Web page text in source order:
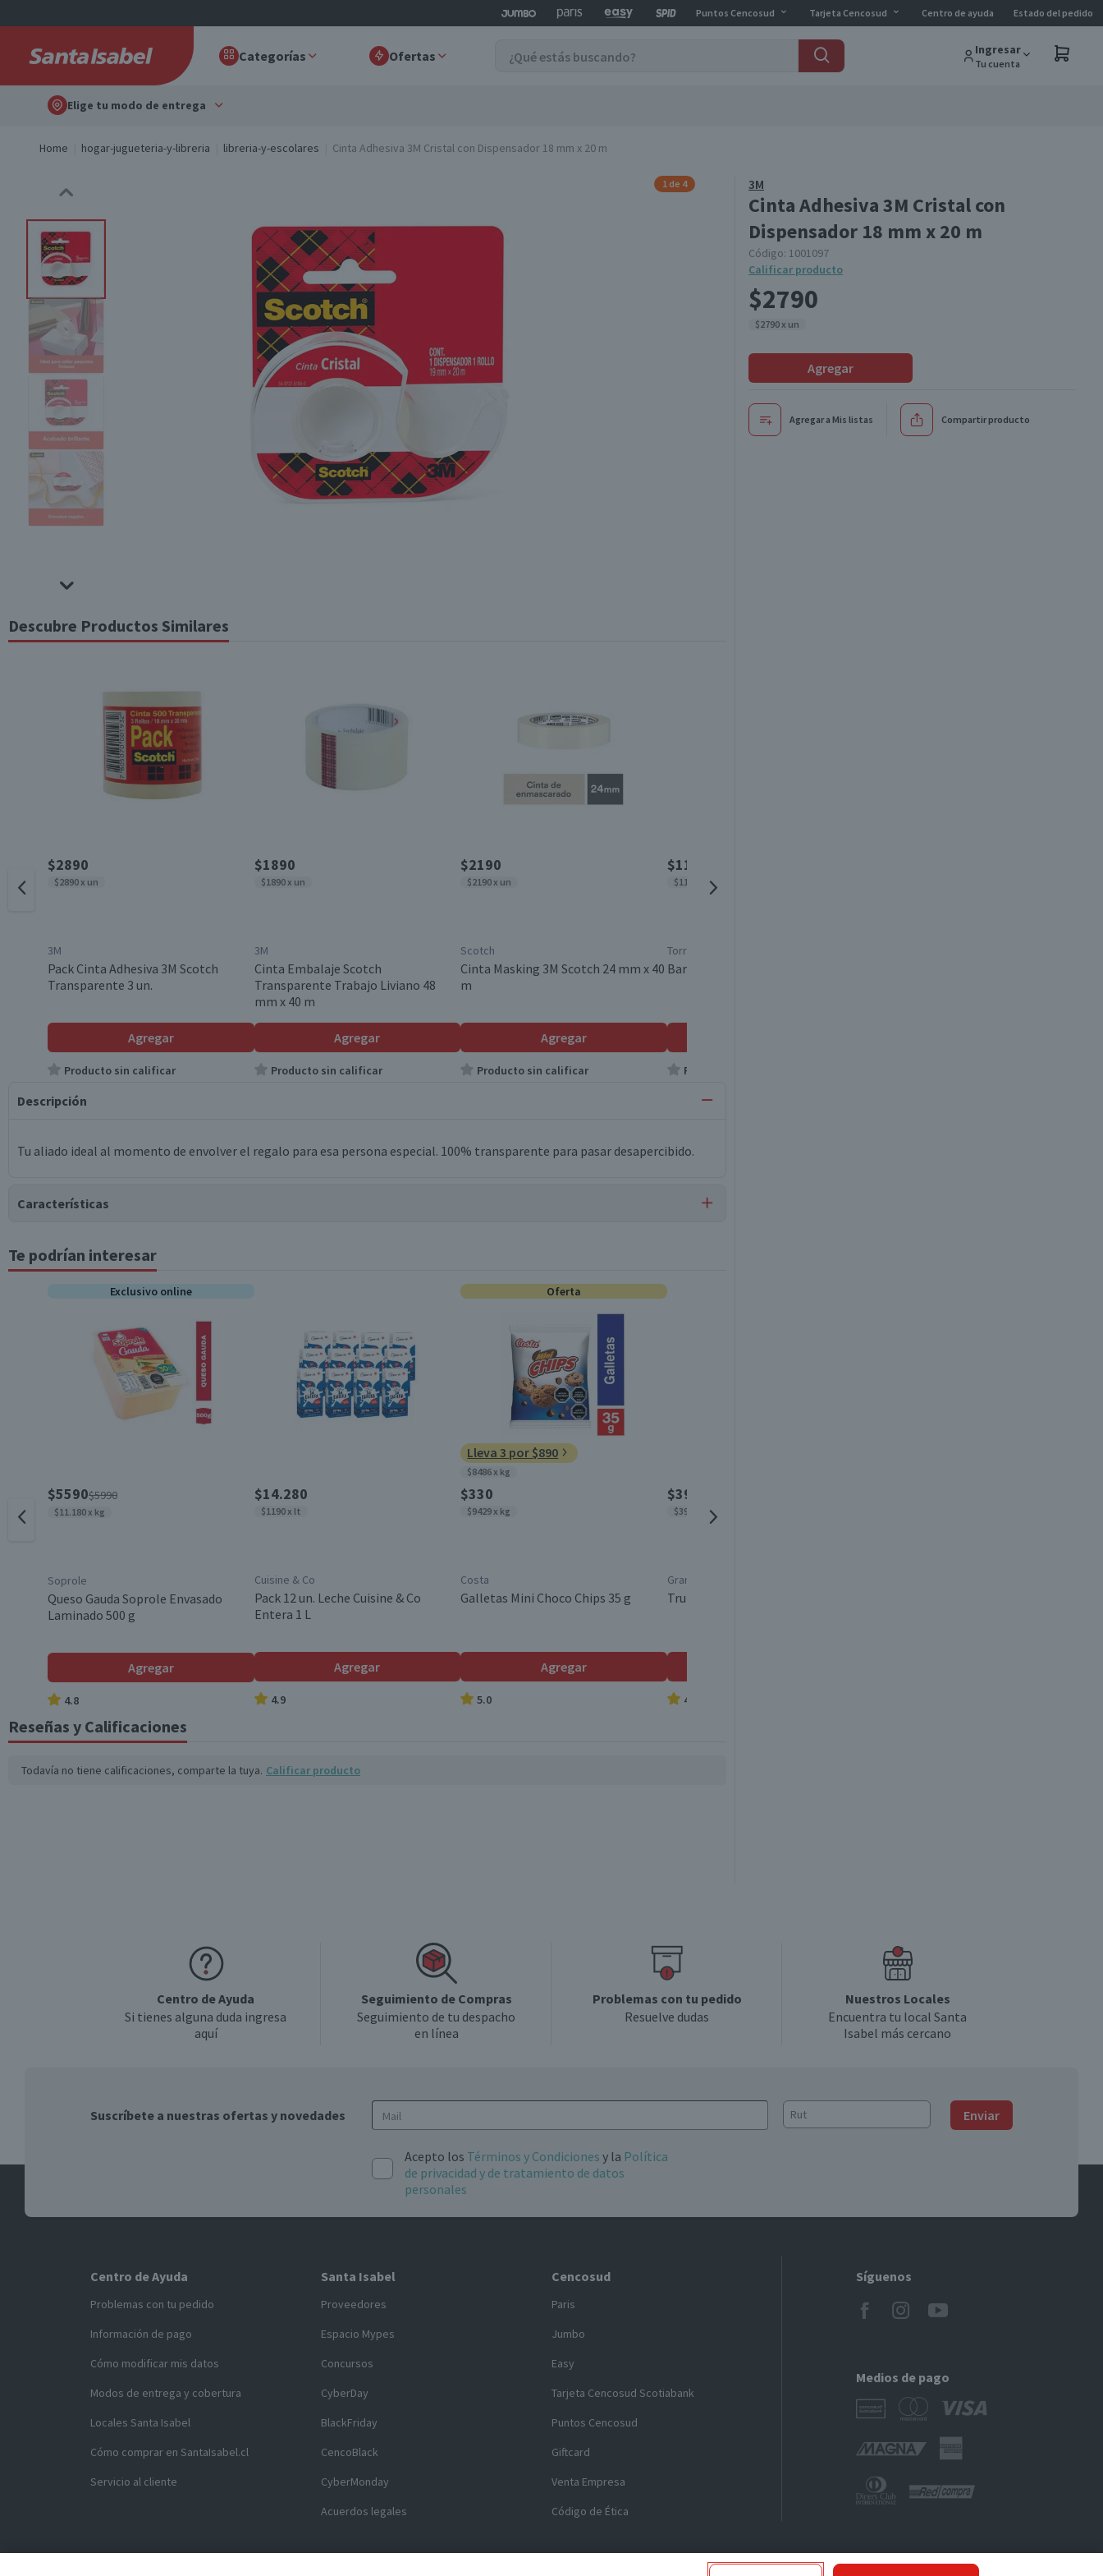
Puntos Cencosud Tarjeta Cencosud Centro de ayuda Estado del pedido
Categorías Ofertas Ingresar
Tu cuenta
Elige tu modo de entrega
Home hogar-jugueteria-y-libreria libreria-y-escolares Cinta Adhesiva 3M Cristal con Dispensador 18 mm x 20 m
3M
Cinta Adhesiva 3M Cristal con
Dispensador 18 mm x 20 m
Código: 1001097
Calificar producto
$2790
$2790 x un
Agregar
Agregar a Mis listas Compartir producto
1 de 4
Descubre Productos Similares
$2890
$2890 x un
3M
Pack Cinta Adhesiva 3M Scotch
Transparente 3 un.
Agregar
Producto sin calificar
$1890
$1890 x un
3M
Cinta Embalaje Scotch
Transparente Trabajo Liviano 48
mm x 40 m
Agregar
Producto sin calificar
$2190
$2190 x un
Scotch
Cinta Masking 3M Scotch 24 mm x 40
m
Agregar
Producto sin calificar
$1190
$1190 x un
Torre
Barra Adhesiva 36 g
Producto sin calificar
Descripción
Tu aliado ideal al momento de envolver el regalo para esa persona especial. 100% transparente para pasar desapercibido.
Características
Tipo de Producto
Te podrían interesar
Exclusivo online
$5590$5990
$11.180 x kg
Soprole
Queso Gauda Soprole Envasado
Laminado 500 g
Agregar
4.8
$14.280
$1190 x lt
Cuisine & Co
Pack 12 un. Leche Cuisine & Co
Entera 1 L
Agregar
4.9
Oferta
Lleva 3 por $890
$8486 x kg
$330
$9429 x kg
Costa
Galletas Mini Choco Chips 35 g
Agregar
5.0
$3990
$3990 x kg
Granel
Trutro Entero de Pollo kg
4.7
Reseñas y Calificaciones
Todavía no tiene calificaciones, comparte la tuya. Calificar producto
Centro de Ayuda
Si tienes alguna duda ingresa
aquí
Seguimiento de Compras
Seguimiento de tu despacho
en línea
Problemas con tu pedido
Resuelve dudas
Nuestros Locales
Encuentra tu local Santa
Isabel más cercano
Suscríbete a nuestras ofertas y novedades Enviar
Acepto los Términos y Condiciones y la Política
de privacidad y de tratamiento de datos
personales
Centro de Ayuda
Problemas con tu pedido
Información de pago
Cómo modificar mis datos
Modos de entrega y cobertura
Locales Santa Isabel
Cómo comprar en SantaIsabel.cl
Servicio al cliente
Santa Isabel
Proveedores
Espacio Mypes
Concursos
CyberDay
BlackFriday
CencoBlack
CyberMonday
Acuerdos legales
Cencosud
Paris
Jumbo
Easy
Tarjeta Cencosud Scotiabank
Puntos Cencosud
Giftcard
Venta Empresa
Código de Ética
Síguenos
Medios de pago